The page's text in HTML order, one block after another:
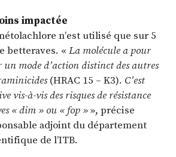
impactée
n’est utilisé que sur 5
betteraves. «La molécule a pour
un mode d’action distinct des autres
(HRAC 15 – K3). C’est
vis-à-vis des risques de résistance
« dim » ou « fop »», précise
adjoint du département
de l’ITB.